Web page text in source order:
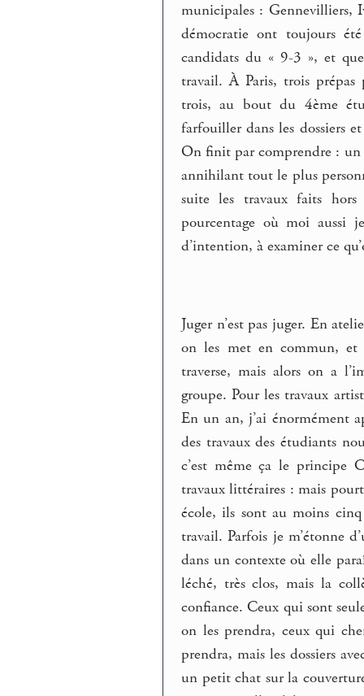
municipales : Gennevilliers,
démocratie ont toujours
candidats du « 9-3 », et
travail. À Paris, trois prépas
trois, au bout du 4ème
farfouiller dans les dossiers
On finit par comprendre : un
annihilant tout le plus
suite les travaux faits
pourcentage où moi aussi
d’intention, à examiner ce
Juger n’est pas juger. En
on les met en commun, et
traverse, mais alors on a
groupe. Pour les travaux
En un an, j’ai énormément
des travaux des étudiants
c’est même ça le principe
travaux littéraires : mais
école, ils sont au moins
travail. Parfois je m’étonne
dans un contexte où elle
léché, très clos, mais la
confiance. Ceux qui sont
on les prendra, ceux qui
prendra, mais les dossiers
un petit chat sur la